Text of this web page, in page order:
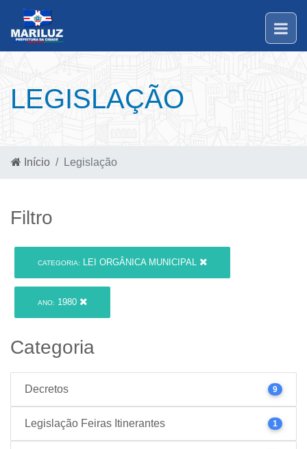
LEGISLAÇÃO
Início Legislação
Filtro
CATEGORIA: LEI ORGÂNICA MUNICIPAL
ANO: 1980
Categoria
Decretos 9
Legislação Feiras Itinerantes 1